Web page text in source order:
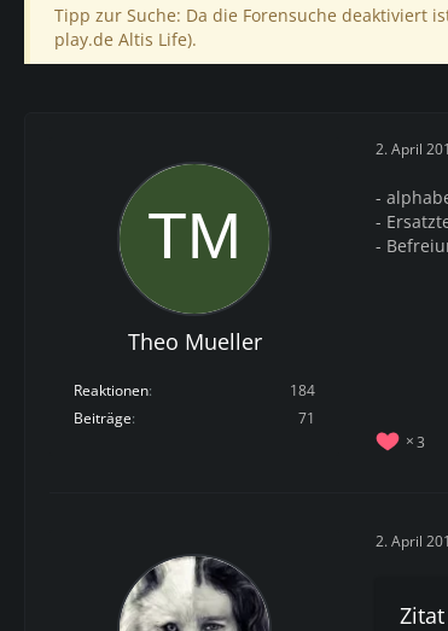
Tipp zur Suche: Da die Forensuche deaktiviert
play.de Altis Life).
Theo Mueller
Reaktionen
184
Beiträge
71
2. April
-
-
-
3
2. April